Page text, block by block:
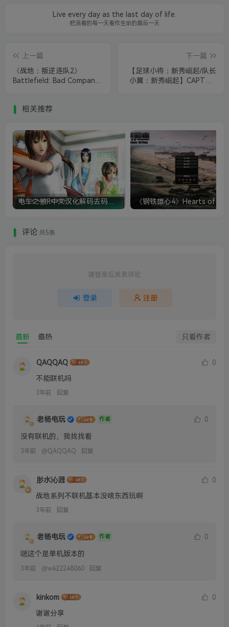
Live every day as the last day of life.
把活着的每一天看作生命的最后一天
上一篇
《战地：叛逆连队2》
Battlefield: Bad Company
下一篇
【足球小将：新秀崛起/队长
小翼：新秀崛起】CAPTAIN
相关推荐
评论 共5条
请登录后发表评论
登录 注册
最新 最热 只看作者
QAQQAQ
0
不能联机吗
3年前 回复
老杨电玩 作者 0
没有联机的。我找找看
3年前 @QAQQAQ 回复
肜水沁涯
0
战地系列不联机基本没啥东西玩啊
3年前 回复
老杨电玩 作者 0
嗯这个是单机版本的
3年前 @w422248060 回复
kinkom
0
谢谢分享